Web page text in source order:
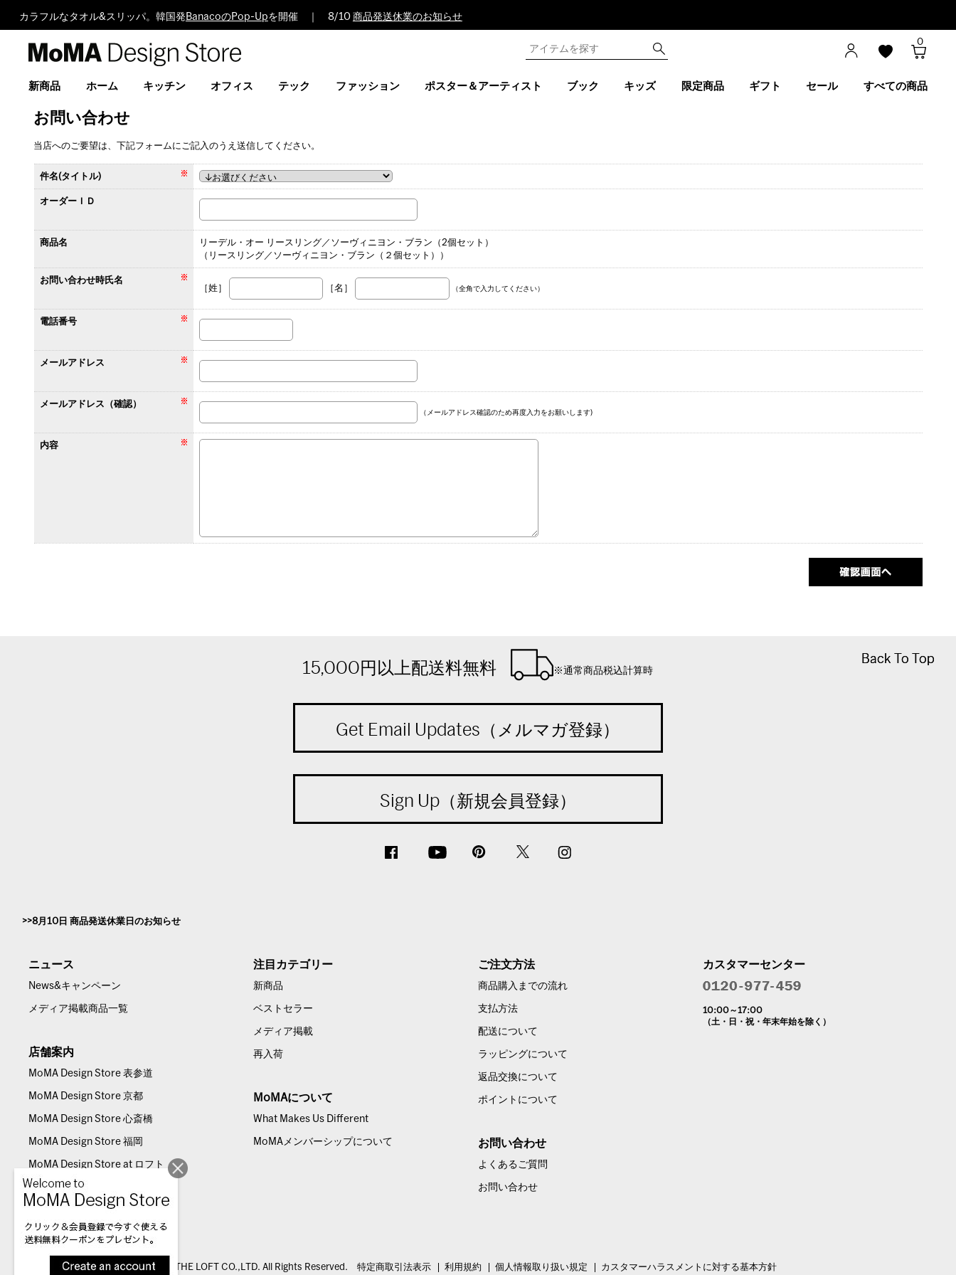
カラフルなタオル&スリッパ。韓国発 BanacoのPop-Upを開催 ｜ 8/10 商品発送休業のお知らせ
Design
0
新商品 ホーム キッチン オフィス テック ファッション ポスター＆アーティスト ブック キッズ 限定商品 ギフト セール すべての商品
お問い合わせ
当店へのご要望は、下記フォームにご記入のうえ送信してください。
件名(タイトル)
オーダーＩＤ
商品名
リーデル・オー リースリング／ソーヴィニヨン・ブラン（2個セット）
（リースリング／ソーヴィニヨン・ブラン（２個セット））
お問い合わせ時氏名
［姓］
［名］ （全角で入力してください）
電話番号
メールアドレス
メールアドレス（確認）
（メールアドレス確認のため再度入力をお願いします)
内容
Back To Top
Back To Top
15,000円以上配送料無料 ※通常商品税込計算時
Get Email Updates（メルマガ登録）
Sign Up（新規会員登録）
8月10日 商品発送休業日のお知らせ
ニュース
News&キャンペーン
メディア掲載商品一覧
店舗案内
MoMA Design Store 表参道
MoMA Design Store 京都
MoMA Design Store 心斎橋
MoMA Design Store 福岡
MoMA Design Store at ロフト
注目カテゴリー
新商品
ベストセラー
メディア掲載
再入荷
MoMAについて
What Makes Us Different
MoMAメンバーシップについて
ご注文方法
商品購入までの流れ
支払方法
配送について
ラッピングについて
返品交換について
ポイントについて
お問い合わせ
よくあるご質問
お問い合わせ
カスタマーセンター
10:00～17:00
（土・日・祝・年末年始を除く）
© THE LOFT CO.,LTD. All Rights Reserved. 特定商取引法表示 利用規約 個人情報取り扱い規定 カスタマーハラスメントに対する基本方針